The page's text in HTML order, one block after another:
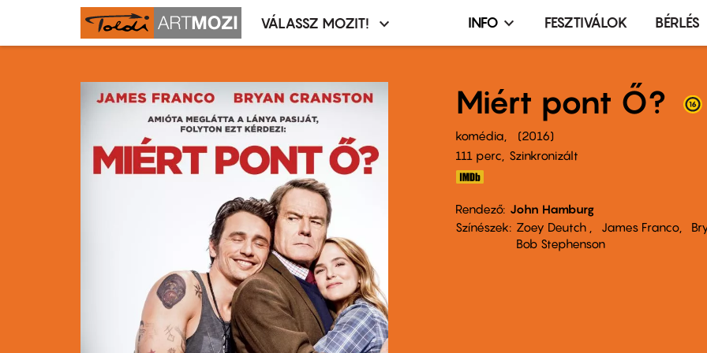
Moziválasztó
VÁLASSZ MOZIT!
Infó,
terembérlés
menü
INFO FESZTIVÁLOK BÉRLÉS
Miért pont Ő?
komédia
2016
111 perc,
Szinkronizált
Rendező John Hamburg
Színészek
Zoey Deutch James Franco
Bob Stephenson